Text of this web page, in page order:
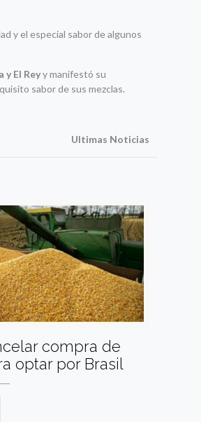
y el especial sabor de algunos
y El Reyy manifestó su
sabor de sus mezclas.
Ultimas Noticias
compra de
optar por Brasil